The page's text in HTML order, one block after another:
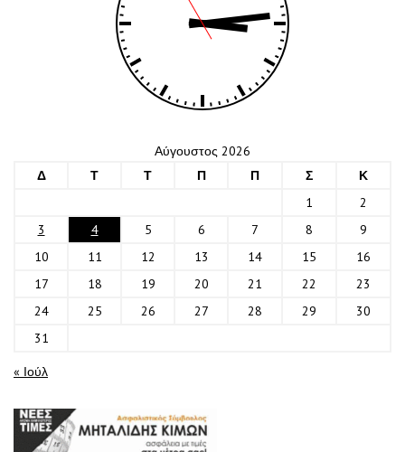
Αύγουστος 2026
Δ
Τ Τ Π Π Σ
Κ
1
2
3
4 5 6 7 8
9
10
11 12 13 14 15
16
17
18 19 20 21 22
23
24
25 26 27 28 29
30
31
« Ιούλ